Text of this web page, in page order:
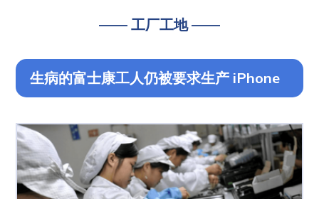
—— 工厂工地 ——
生病的富士康工人仍被要求生产 iPhone